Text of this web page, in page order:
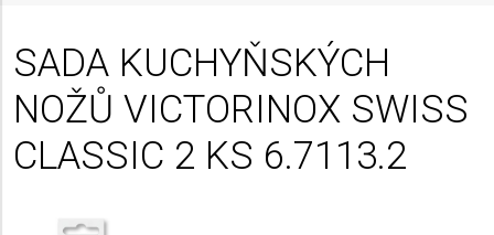
SADA KUCHYŇSKÝCH
NOŽŮ VICTORINOX SWISS
CLASSIC 2 KS 6.7113.2